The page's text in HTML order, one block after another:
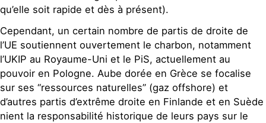
qu’elle soit rapide et dès à présent).
Cependant, un certain nombre de partis de droite de
l’UE soutiennent ouvertement le charbon, notamment
l’UKIP au Royaume-Uni et le PiS, actuellement au
pouvoir en Pologne. Aube dorée en Grèce se focalise
sur ses “ressources naturelles” (gaz offshore) et
d’autres partis d’extrême droite en Finlande et en Suède
nient la responsabilité historique de leurs pays sur le